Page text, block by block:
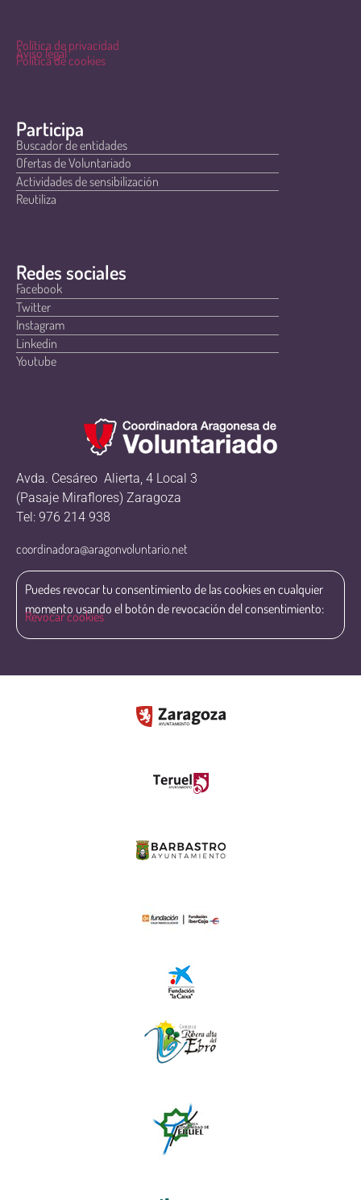
Política de privacidad
Aviso legal
Política de cookies
Participa
Buscador de entidades
Ofertas de Voluntariado
Actividades de sensibilización
Reutiliza
Redes sociales
Facebook
Twitter
Instagram
Linkedin
Youtube
Avda. Cesáreo Alierta, 4 Local 3
(Pasaje Miraflores) Zaragoza
Tel: 976 214 938
coordinadora@aragonvoluntario.net
Puedes revocar tu consentimiento de las cookies en cualquier
momento usando el botón de revocación del consentimiento:
Revocar cookies